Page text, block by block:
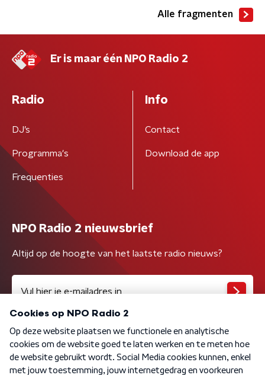
Alle fragmenten
Er is maar één NPO Radio 2
Radio
DJ’s
Programma's
Frequenties
Info
Contact
Download de app
NPO Radio 2 nieuwsbrief
Altijd op de hoogte van het laatste radio nieuws?
Algemene voorwaarden